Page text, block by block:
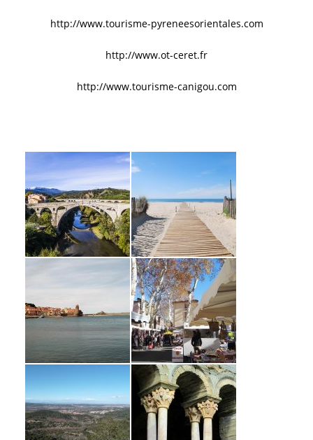
http://www.tourisme-pyreneesorientales.com
http://www.ot-ceret.fr
http://www.tourisme-canigou.com